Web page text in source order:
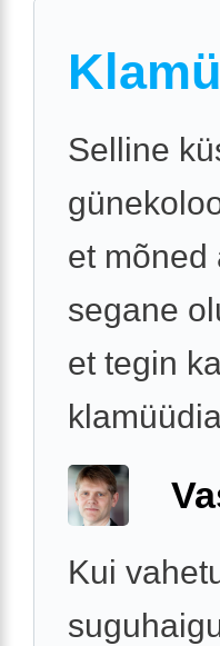
Selline
et mõned
segane
et tegin
Kui